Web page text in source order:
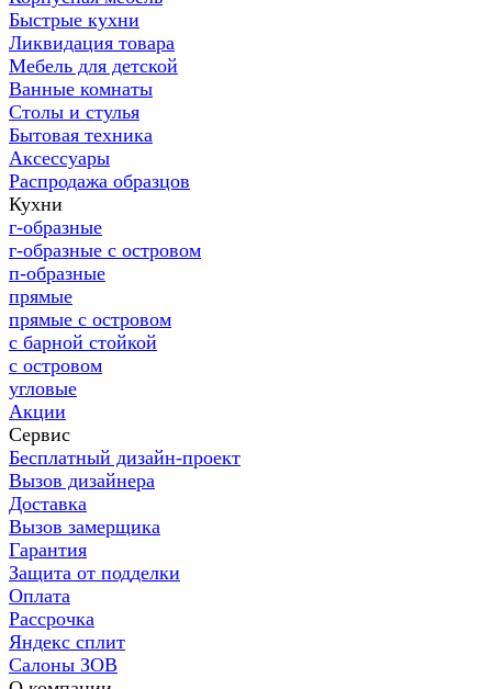
Быстрые кухни
Ликвидация товара
Мебель для детской
Ванные комнаты
Столы и стулья
Бытовая техника
Аксессуары
Распродажа образцов
Кухни
г-образные
г-образные с островом
п-образные
прямые
прямые с островом
с барной стойкой
с островом
угловые
Акции
Сервис
Бесплатный дизайн-проект
Вызов дизайнера
Доставка
Вызов замерщика
Гарантия
Защита от подделки
Оплата
Рассрочка
Яндекс сплит
Салоны ЗОВ